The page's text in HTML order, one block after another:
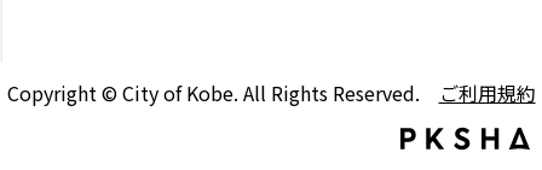
Copyright © City of Kobe. All Rights Reserved. ご利用規約